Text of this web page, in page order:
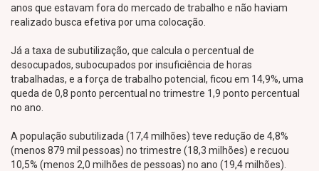
anos que estavam fora do mercado de trabalho e não haviam
realizado busca efetiva por uma colocação.
Já a taxa de subutilização, que calcula o percentual de
desocupados, subocupados por insuficiência de horas
trabalhadas, e a força de trabalho potencial, ficou em 14,9%, uma
queda de 0,8 ponto percentual no trimestre 1,9 ponto percentual
no ano.
A população subutilizada (17,4 milhões) teve redução de 4,8%
(menos 879 mil pessoas) no trimestre (18,3 milhões) e recuou
10,5% (menos 2,0 milhões de pessoas) no ano (19,4 milhões).